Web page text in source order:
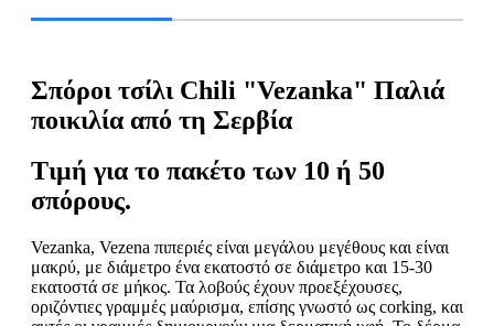
Σπόροι τσίλι Chili "Vezanka" Παλιά
ποικιλία από τη Σερβία
Τιμή για το πακέτο των 10 ή 50
σπόρους.
Vezanka, Vezena πιπεριές είναι μεγάλου μεγέθους και είναι
μακρύ, με διάμετρο ένα εκατοστό σε διάμετρο και 15-30
εκατοστά σε μήκος. Τα λοβούς έχουν προεξέχουσες,
οριζόντιες γραμμές μαύρισμα, επίσης γνωστό ως corking, και